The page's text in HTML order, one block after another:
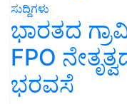
ಸುದ್ದಿಗಳು
ಭಾರತದ
FPO
ಭರವಸೆ